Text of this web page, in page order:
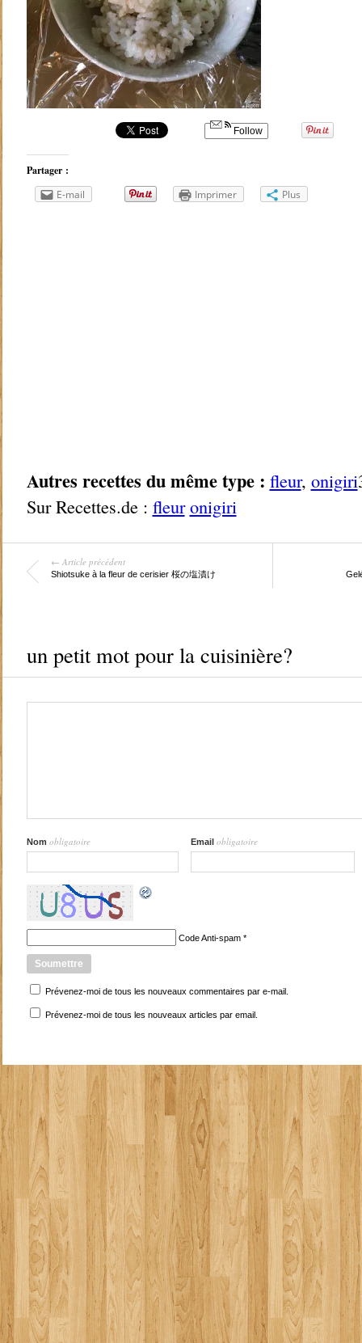
Follow
Partager :
E-mail
Imprimer Plus
Autres recettes du même type : fleur, onigiri
Sur Recettes.de : fleur onigiri
← Article précédent
Shiotsuke à la fleur de cerisier 桜の塩漬け
un petit mot pour la cuisinière?
Nom obligatoire Email obligatoire
Code Anti-spam*
Prévenez-moi de tous les nouveaux commentaires par e-mail.
Prévenez-moi de tous les nouveaux articles par email.